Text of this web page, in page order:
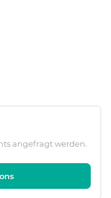
angefragt werden.